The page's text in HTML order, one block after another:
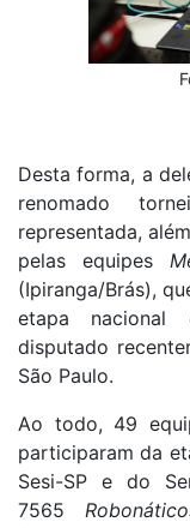
Desta forma, a
renomado
representada,
pelas equipes
(Ipiranga/Brás),
etapa
disputado
São Paulo.
Ao todo, 49
participaram da
Sesi-SP e do
7565